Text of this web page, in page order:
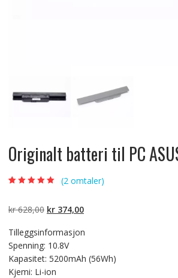
Originalt batteri til PC
kundevurderinger
(2omtaler)
kr628,00 Opprinnelig
var:
kr 628,00.
kr374,00Nåværende
er:
Tilleggsinformasjon
Spenning: 10.8V
Kapasitet: 5200mAh (56Wh)
Kjemi: Li-ion